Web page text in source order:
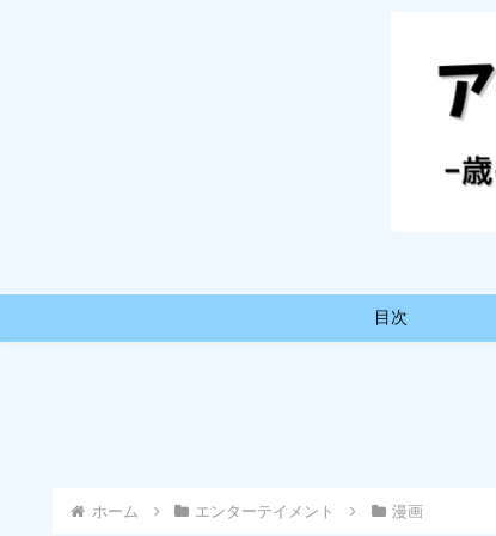
目次
ホーム エンターテイメント 漫画